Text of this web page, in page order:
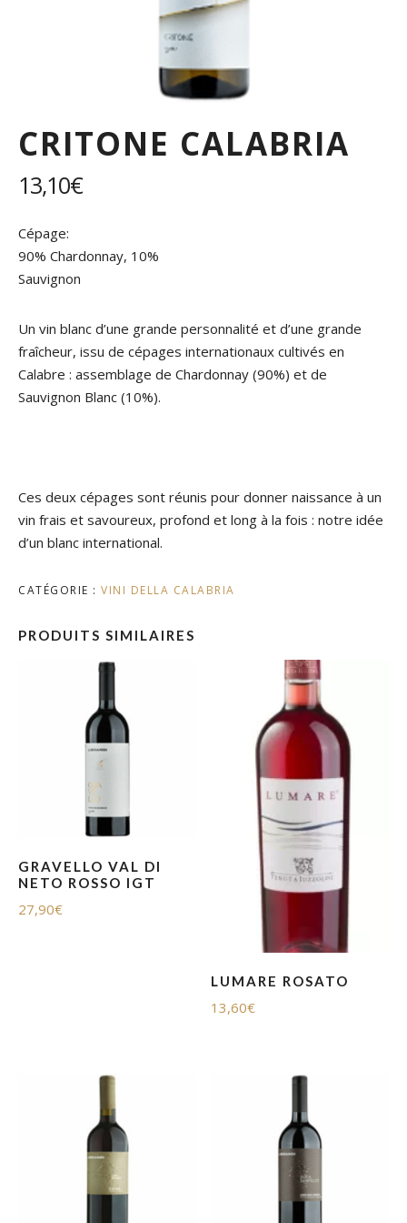
CRITONE CALABRIA
13,10€
Cépage:
90% Chardonnay, 10%
Sauvignon
Un vin blanc d’une grande personnalité et d’une grande
fraîcheur, issu de cépages internationaux cultivés en
Calabre : assemblage de Chardonnay (90%) et de
Sauvignon Blanc (10%).
Ces deux cépages sont réunis pour donner naissance à un
vin frais et savoureux, profond et long à la fois : notre idée
d’un blanc international.
CATÉGORIE : VINI DELLA CALABRIA
PRODUITS SIMILAIRES
GRAVELLO VAL DI
NETO ROSSO IGT
27,90€
LUMARE ROSATO
13,60€